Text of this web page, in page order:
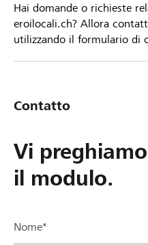
Hai domande o richieste
eroilocali.ch? Allora
utilizzando il formulario di
Contatto
Vi
il modulo.
Nome*